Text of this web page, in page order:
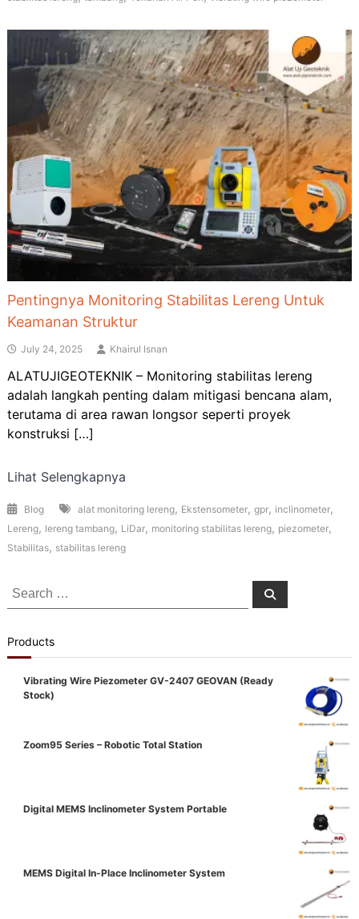
Pentingnya Monitoring Stabilitas Lereng Untuk
Keamanan Struktur
July 24, 2025 Khairul Isnan
ALATUJIGEOTEKNIK – Monitoring stabilitas lereng
adalah langkah penting dalam mitigasi bencana alam,
terutama di area rawan longsor seperti proyek
konstruksi […]
Lihat Selengkapnya
Blog alat monitoring lereng, Ekstensometer, gpr, inclinometer,
Lereng, lereng tambang, LiDar, monitoring stabilitas lereng, piezometer,
Stabilitas, stabilitas lereng
Search
for:
Search
Products
Vibrating Wire Piezometer GV-2407 GEOVAN (Ready
Stock)
Zoom95 Series – Robotic Total Station
Digital MEMS Inclinometer System Portable
MEMS Digital In-Place Inclinometer System